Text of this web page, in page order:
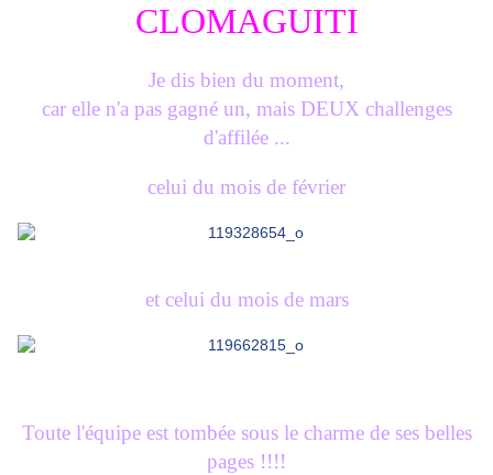
CLOMAGUITI
Je dis bien du moment,
car elle n'a pas gagné un, mais DEUX challenges
d'affilée ...
celui du mois de février
et celui du mois de mars
Toute l'équipe est tombée sous le charme de ses belles
pages !!!!